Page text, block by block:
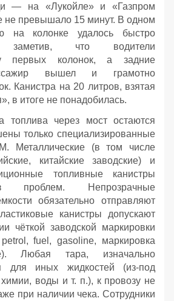
— на «Лукойле» и «Газпром
не превышало 15 минут. В одном
на колонке удалось быстро
заметив, что водители
первых колонок, а задние
вышел и грамотно
Канистра на 20 литров, взятая
в итоге не понадобилась.
топлива через мост остаются
только специализированные
Металлические (в том числе
китайские заводские) и
топливные канистры
проблем. Непрозрачные
обязательно отправляют
канистры допускают
чёткой заводской маркировки
fuel, gasoline, маркировка
Любая тара, изначально
для иных жидкостей (из‑под
воды и т. п.), к провозу не
при наличии чека. Сотрудники